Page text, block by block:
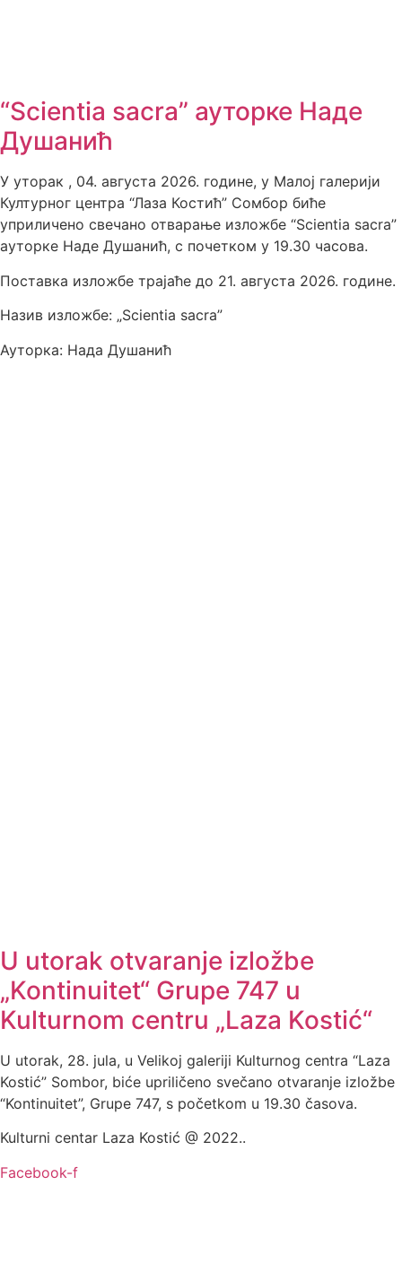
“Scientia sacra” ауторке Наде
Душанић
У уторак , 04. августа 2026. године, у Малој галерији
Културног центра “Лаза Костић” Сомбор биће
уприличено свечано отварање изложбе “Scientia sacra”
ауторке Наде Душанић, с почетком у 19.30 часова.
Поставка изложбе трајаће до 21. августа 2026. године.
Назив изложбе: „Scientia sacra”
Ауторка: Нада Душанић
U utorak otvaranje izložbe
„Kontinuitet“ Grupe 747 u
Kulturnom centru „Laza Kostić“
U utorak, 28. jula, u Velikoj galeriji Kulturnog centra “Laza
Kostić” Sombor, biće upriličeno svečano otvaranje izložbe
“Kontinuitet”, Grupe 747, s početkom u 19.30 časova.
Kulturni centar Laza Kostić @ 2022..
Facebook-f